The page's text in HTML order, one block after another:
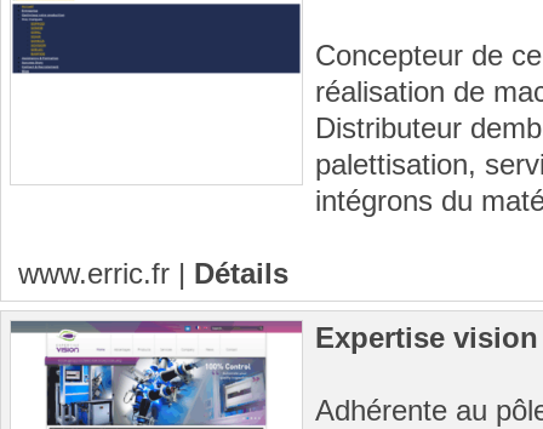
Concepteur de
réalisation de
Distributeur
palettisation,
intégrons du
www.erric.fr | Détails
Expertise vision
Adhérente au